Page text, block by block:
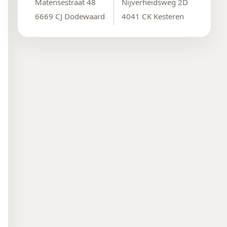
6669 CJ Dodewaard
4041 CK Kesteren